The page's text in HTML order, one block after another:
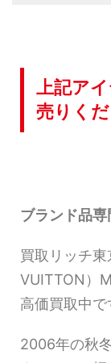
上記ア
売りくだ
ブランド品
買取リッチ
VUITTON）
高価買取中で
2006年の秋